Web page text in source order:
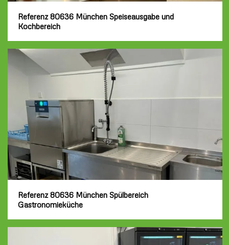
Referenz 80636 München Speiseausgabe und
Kochbereich
Referenz 80636 München Spülbereich
Gastronomieküche